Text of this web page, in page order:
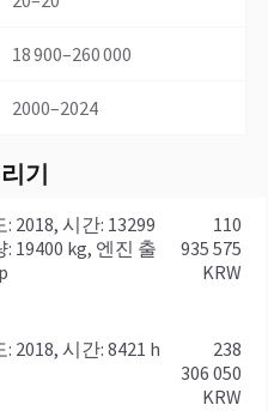
18 900–260 000
2000–2024
기
: 19400 kg, 엔진 출
110
935 575
KRW
: 2018, 시간: 8421 h
238
306 050
KRW